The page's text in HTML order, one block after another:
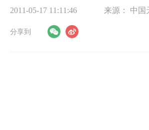
2011-05-17 11:11:46 来源： 中国
分享到